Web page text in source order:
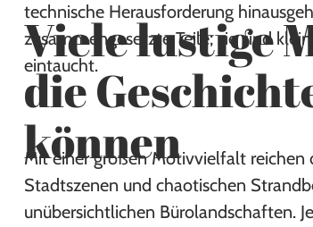
technische Herausforderung
zusammengesetzte Teile; sie sind
eintaucht.
Viele lustige
die
können
Mit einer großen Motivvielfalt reichen
Stadtszenen und chaotischen
unübersichtlichen Bürolandschaften.